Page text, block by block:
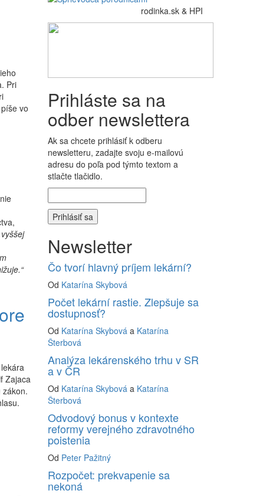
Pri
vo
Zajaca
rodinka.sk & HPI
Prihláste sa na
odber newslettera
Ak sa chcete prihlásiť k odberu
newsletteru, zadajte svoju e-mailovú
adresu do poľa pod týmto textom a
stlačte tlačidlo.
Newsletter
Čo tvorí hlavný príjem lekární?
Od Katarína Skybová
Počet lekární rastie. Zlepšuje sa
dostupnosť?
Od Katarína Skybová a Katarína
Šterbová
Analýza lekárenského trhu v SR
a v ČR
Od Katarína Skybová a Katarína
Šterbová
Odvodový bonus v kontexte
reformy verejného zdravotného
poistenia
Od Peter Pažitný
Rozpočet: prekvapenie sa
nekoná